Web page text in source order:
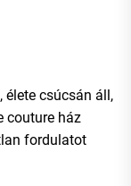
élete csúcsán áll,
couture ház
fordulatot